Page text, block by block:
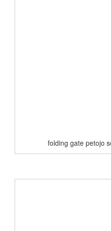
folding gate petojo